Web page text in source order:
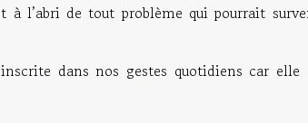
à l’abri de tout problème qui pourrait
dans nos gestes quotidiens car elle